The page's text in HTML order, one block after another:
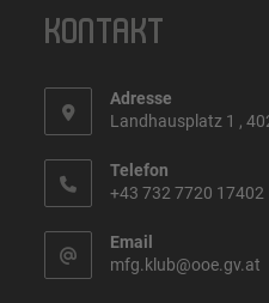
KONTAKT
Adresse
Landhausplatz 1 ,
Telefon
+43 732 7720 17402
Email
mfg.klub@ooe.gv.at